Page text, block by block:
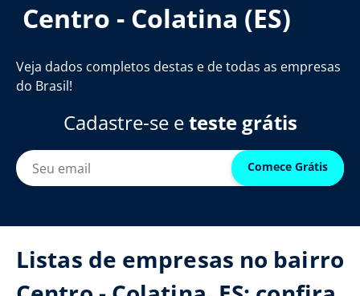
Centro - Colatina (ES)
Veja dados completos destas e de todas as empresas
do Brasil!
Cadastre-se eteste grátis
Comece Grátis
Listas de empresas no bairro